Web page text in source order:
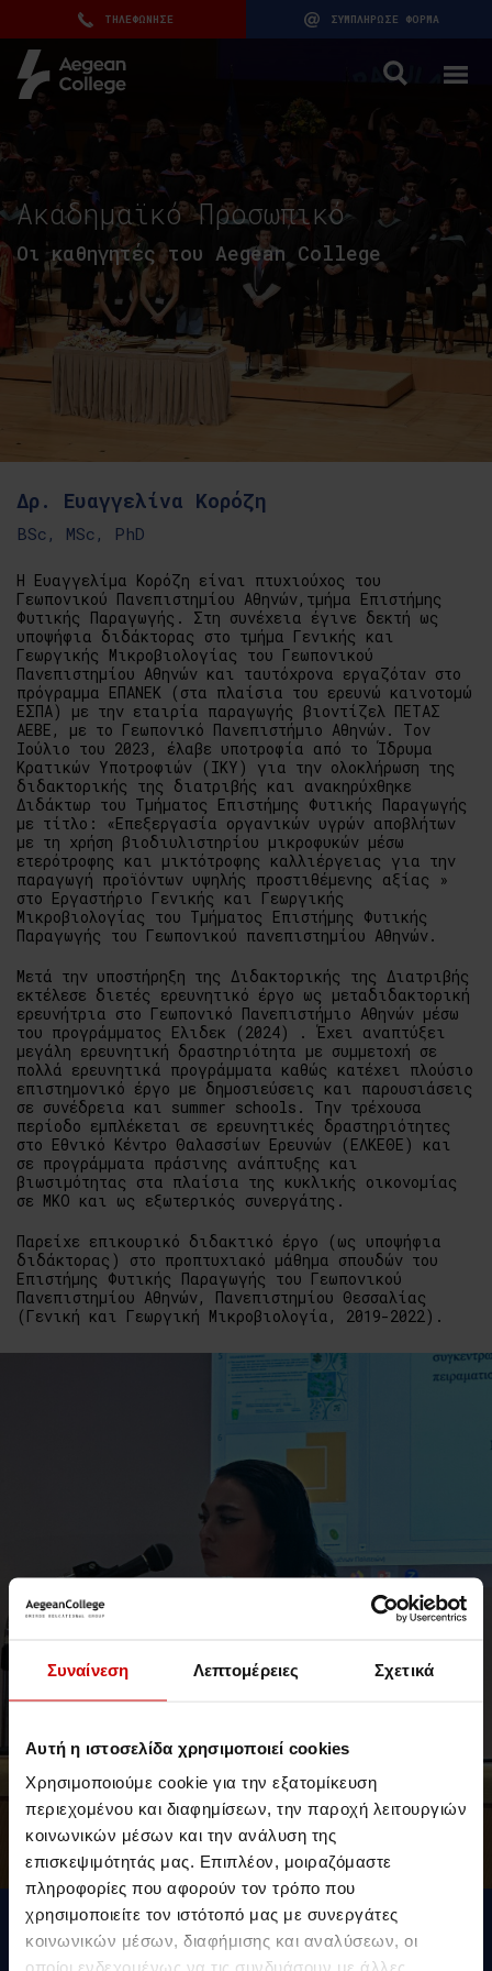
Συναίνεση Λεπτομέρειες Σχετικά
Αυτή η ιστοσελίδα χρησιμοποιεί cookies
Χρησιμοποιούμε cookie για την εξατομίκευση
περιεχομένου και διαφημίσεων, την παροχή λειτουργιών
κοινωνικών μέσων και την ανάλυση της
επισκεψιμότητάς μας. Επιπλέον, μοιραζόμαστε
πληροφορίες που αφορούν τον τρόπο που
χρησιμοποιείτε τον ιστότοπό μας με συνεργάτες
κοινωνικών μέσων, διαφήμισης και αναλύσεων, οι
οποίοι ενδεχομένως να τις συνδυάσουν με άλλες
ΤΗΛΕΦΩΝΗΣΕ ΣΥΜΠΛΗΡΩΣΕ ΦΟΡΜΑ
Ακαδημαϊκό Προσωπικό
Οι καθηγητές του Aegean College
Δρ. Ευαγγελίνα Κορόζη
BSc, MSc, PhD
Η Ευαγγελίμα Κορόζη είναι πτυχιούχος του
Γεωπονικού Πανεπιστημίου Αθηνών,τμήμα Επιστήμης
Φυτικής Παραγωγής. Στη συνέχεια έγινε δεκτή ως
υποψήφια διδάκτορας στο τμήμα Γενικής και
Γεωργικής Μικροβιολογίας του Γεωπονικού
Πανεπιστημίου Αθηνών και ταυτόχρονα εργαζόταν στο
πρόγραμμα ΕΠΑΝΕΚ (στα πλαίσια του ερευνώ καινοτομώ
ΕΣΠΑ) με την εταιρία παραγωγής βιοντίζελ ΠΕΤΑΣ
ΑΕΒΕ, με το Γεωπονικό Πανεπιστήμιο Αθηνών. Τον
Ιούλιο του 2023, έλαβε υποτροφία από το Ίδρυμα
Κρατικών Υποτροφιών (ΙΚΥ) για την ολοκλήρωση της
διδακτορικής της διατριβής και ανακηρύχθηκε
Διδάκτωρ του Τμήματος Επιστήμης Φυτικής Παραγωγής
με τίτλο: «Επεξεργασία οργανικών υγρών αποβλήτων
με τη χρήση βιοδιυλιστηρίου μικροφυκών μέσω
ετερότροφης και μικτότροφης καλλιέργειας για την
παραγωγή προϊόντων υψηλής προστιθέμενης αξίας »
στο Εργαστήριο Γενικής και Γεωργικής
Μικροβιολογίας του Τμήματος Επιστήμης Φυτικής
Παραγωγής του Γεωπονικού πανεπιστημίου Αθηνών.
Μετά την υποστήρηξη της Διδακτορικής της Διατριβής
εκτέλεσε διετές ερευνητικό έργο ως μεταδιδακτορική
ερευνήτρια στο Γεωπονικό Πανεπιστήμιο Αθηνών μέσω
του προγράμματος Ελιδεκ (2024) . Έχει αναπτύξει
μεγάλη ερευνητική δραστηριότητα με συμμετοχή σε
πολλά ερευνητικά προγράμματα καθώς κατέχει πλούσιο
επιστημονικό έργο με δημοσιεύσεις και παρουσιάσεις
σε συνέδρεια και summer schools. Την τρέχουσα
περίοδο εμπλέκεται σε ερευνητικές δραστηριότητες
στο Εθνικό Κέντρο Θαλασσίων Ερευνών (ΕΛΚΕΘΕ) και
σε προγράμματα πράσινης ανάπτυξης και
βιωσιμότητας στα πλαίσια της κυκλικής οικονομίας
σε ΜΚΟ και ως εξωτερικός συνεργάτης.
Παρείχε επικουρικό διδακτικό έργο (ως υποψήφια
διδάκτορας) στο προπτυχιακό μάθημα σπουδών του
Επιστήμης Φυτικής Παραγωγής του Γεωπονικού
Πανεπιστημίου Αθηνών, Πανεπιστημίου Θεσσαλίας
(Γενική και Γεωργική Μικροβιολογία, 2019-2022).
Προγράμματα Σπουδών
BSc (Hons) στη Βιολογία